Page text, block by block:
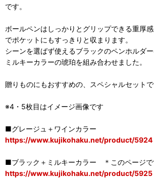
です。
ボールペンはしっかりとグリップできる重厚
でポケットにもすっきりと収まります。
シーンを選ばず使えるブラックのペンホルダ
ミルキーカラーの琥珀を組み合わせました。
贈りものにもおすすめの、スペシャルセットで
※4・5枚目はイメージ画像です
■グレージュ＋ワインカラー
https://www.kujikohaku.net/product/5924
■ブラック＋ミルキーカラー ＊このページで
https://www.kujikohaku.net/product/5925